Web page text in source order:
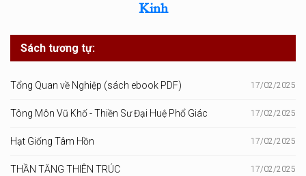
Kinh
Sách tương tự:
Tổng Quan về Nghiệp (sách ebook PDF) 17/02/2025
Tông Môn Vũ Khố - Thiền Sư Đại Huệ Phổ Giác 17/02/2025
Hạt Giống Tâm Hồn 17/02/2025
THẦN TĂNG THIÊN TRÚC 17/02/2025